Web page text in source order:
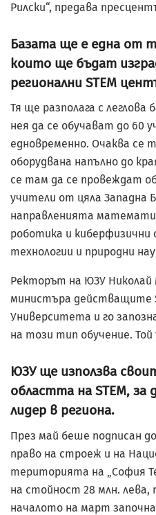
Рилски“, предава
Базата ще е една от
които ще бъдат
регионални STEM
Тя ще разполага с
нея да се обучават до 60
едновременно. Очаква се
оборудвана напълно до
се там да се провеждат
учители от цяла Западна
направленията
роботика и киберфизични
технологии и природни
Ректорът на ЮЗУ Николай
министъра действащите
Университета и го
на този тип обучение. Той
ЮЗУ ще използва
областта на STEM,
лидер в региона.
През май беше подписан
право на строеж и на
територията на „София
на стойност 28 млн.
началото на март